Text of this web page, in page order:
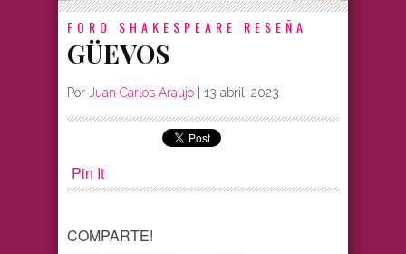
FORO SHAKESPEARE RESEÑA
GÜEVOS
Por Juan Carlos Araujo | 13 abril, 2023
Pin It
COMPARTE!